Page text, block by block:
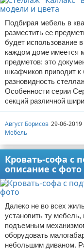
Подбирая мебель в
разместить ее
будет использование
каждом доме имеется
предметов: это
шкафчиков приводит к
разновидность
Особенности серии
секций различной
Август Борисов 29-06-2019
Мебель
Кровать-софа с
описание с фото
Далеко не во всех
установить ту
подъемным
оборудовать
небольшим диваном.